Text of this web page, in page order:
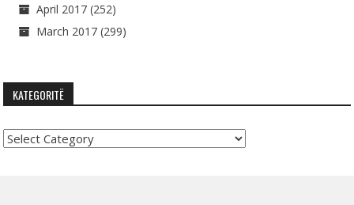
April 2017 (252)
March 2017 (299)
KATEGORITË
Kategoritë